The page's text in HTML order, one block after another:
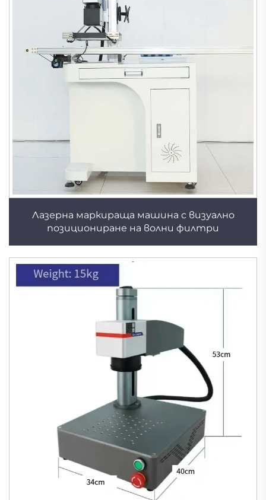
Лазерна маркираща машина с визуално
позициониране на волни филтри